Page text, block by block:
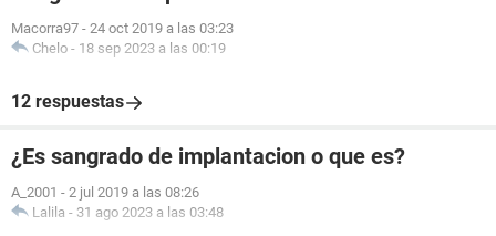
Macorra97 - 24 oct 2019 a las 03:23
Chelo - 18 sep 2023 a las 00:19
12 respuestas
¿Es sangrado de implantacion o que es?
A_2001 - 2 jul 2019 a las 08:26
Lalila - 31 ago 2023 a las 03:48